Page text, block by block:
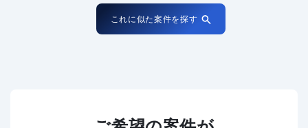
これに似た案件を探す